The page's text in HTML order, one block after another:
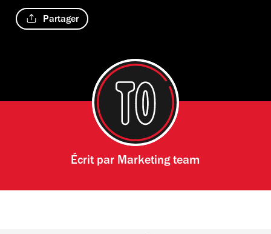
Partager
Écrit par Marketing team